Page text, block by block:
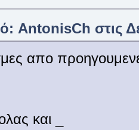
AntonisCh στις
απο
και _